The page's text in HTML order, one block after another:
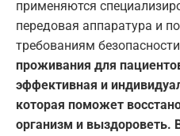
применяются
передовая аппаратура и
требованиям
проживания для
эффективная и
которая поможет
организм и выздороветь.